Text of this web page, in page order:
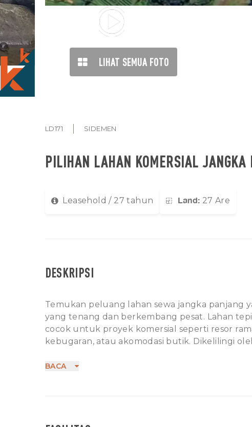
LIHAT SEMUA FOTO
LD171 SIDEMEN
PILIHAN LAHAN KOMERSIAL JANGKA
Leasehold / 27 tahun Land: 27 Are
DESKRIPSI
Temukan peluang lahan sewa jangka panjang
yang tenang dan berkembang pesat. Lahan
cocok untuk proyek komersial seperti resor
kebugaran, atau akomodasi butik. Dikelilingi
jangka panjang, meningkatkan daya tarik setiap
BACA